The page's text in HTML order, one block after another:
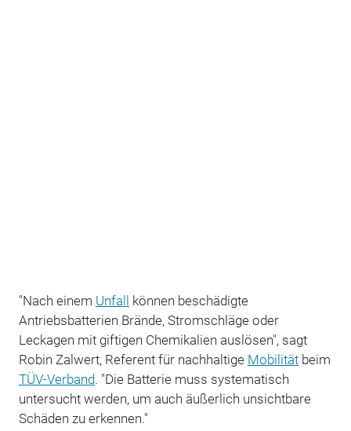
"Nach einem Unfall können beschädigte
Antriebsbatterien Brände, Stromschläge oder
Leckagen mit giftigen Chemikalien auslösen", sagt
Robin Zalwert, Referent für nachhaltige Mobilitätbeim
TÜV-Verband. "Die Batterie muss systematisch
untersucht werden, um auch äußerlich unsichtbare
Schäden zu erkennen."